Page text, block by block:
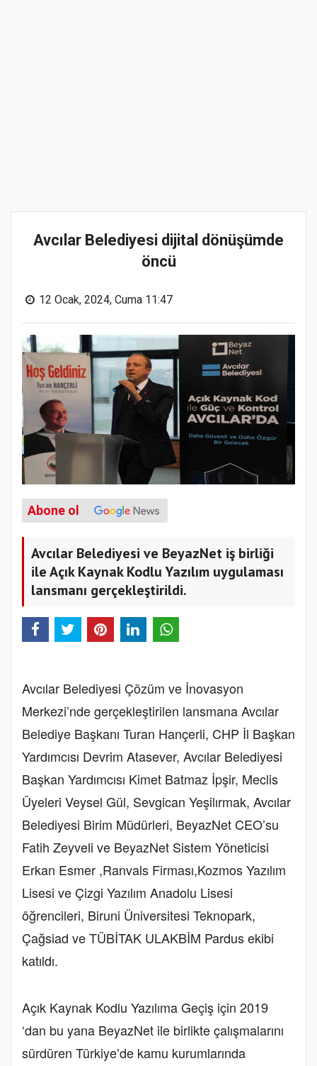
Avcılar Belediyesi dijital dönüşümde
öncü
12 Ocak, 2024, Cuma 11:47
Abone ol
Avcılar Belediyesi ve BeyazNet iş birliği
ile Açık Kaynak Kodlu Yazılım uygulaması
lansmanı gerçekleştirildi.
Avcılar Belediyesi Çözüm ve İnovasyon
Merkezi’nde gerçekleştirilen lansmana Avcılar
Belediye Başkanı Turan Hançerli, CHP İl Başkan
Yardımcısı Devrim Atasever, Avcılar Belediyesi
Başkan Yardımcısı Kimet Batmaz İpşir, Meclis
Üyeleri Veysel Gül, Sevgican Yeşilırmak, Avcılar
Belediyesi Birim Müdürleri, BeyazNet CEO’su
Fatih Zeyveli ve BeyazNet Sistem Yöneticisi
Erkan Esmer ,Ranvals Firması,Kozmos Yazılım
Lisesi ve Çizgi Yazılım Anadolu Lisesi
öğrencileri, Biruni Üniversitesi Teknopark,
Çağsiad ve TÜBİTAK ULAKBİM Pardus ekibi
katıldı.
Açık Kaynak Kodlu Yazılıma Geçiş için 2019
‘dan bu yana BeyazNet ile birlikte çalışmalarını
sürdüren Türkiye’de kamu kurumlarında